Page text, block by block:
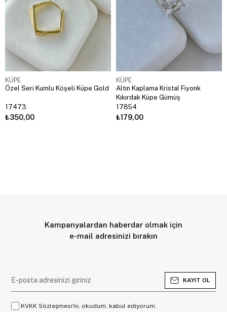
KÜPE
Özel Seri Kumlu Köşeli Küpe Gold
17473
₺350,00
KÜPE
Altın Kaplama Kristal Fiyonk
Kıkırdak Küpe Gümüş
17854
₺179,00
Kampanyalardan haberdar olmak için
e-mail adresinizi bırakın
KAYIT OL
KVKK Sözleşmesi'ni, okudum, kabul ediyorum.